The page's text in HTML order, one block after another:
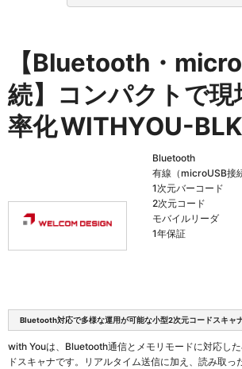
【Bluetooth・
続】コンパクトで現
率化WITHYOU-
Bluetooth
有線（microUSB接
1次元バーコード
2次元コード
モバイルリーダ
1年保証
Bluetooth対応で多様な運用が可能な小型2次元コードスキャ
with Youは、Bluetooth通信とメモリモードに対応し
ドスキャナです。リアルタイム送信に加え、読み取っ